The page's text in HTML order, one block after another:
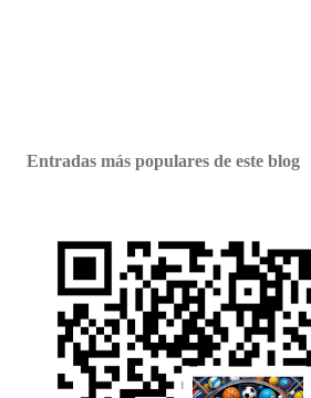
Entradas más populares de este blog